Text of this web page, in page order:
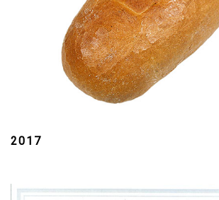
2017